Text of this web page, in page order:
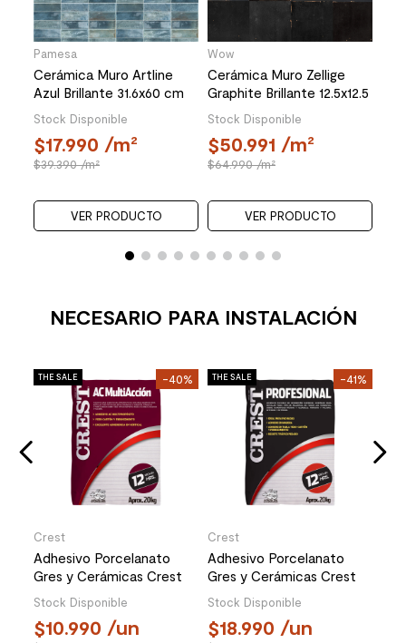
Pamesa
Cerámica Muro Artline
Azul Brillante 31.6x60 cm
Stock Disponible
17.990 /m²
39.390/m²
VER PRODUCTO
Wow
Cerámica Muro Zellige
Graphite Brillante 12.5x12.5
cm
Stock Disponible
50.991 /m²
64.990/m²
VER PRODUCTO
NECESARIO PARA INSTALACIÓN
THE SALE -40%
Crest
Adhesivo Porcelanato
Gres y Cerámicas Crest
AC Multiacción Gris 20 Kg
Stock Disponible
10.990 /un
THE SALE -41%
Crest
Adhesivo Porcelanato
Gres y Cerámicas Crest
Profesional Gris 20 Kg
Stock Disponible
18.990 /un